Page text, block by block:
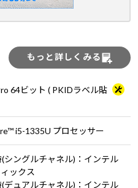
もっと詳しくみる
64ビット ( PKIDラベル貼
i5-1335U プロセッサー
シングルチャネル)：インテル
ックス
デュアルチャネル)：インテル